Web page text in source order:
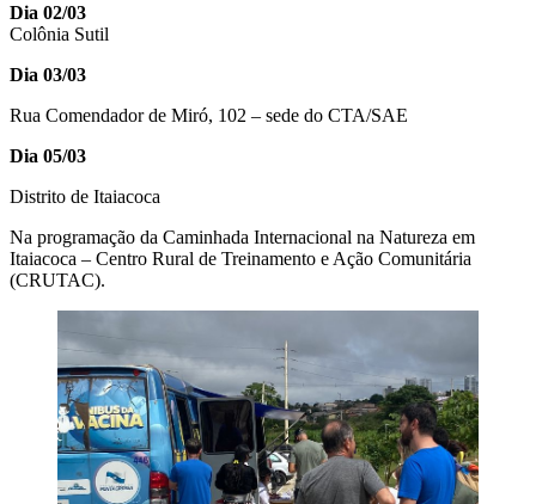
Dia 02/03
Colônia Sutil
Dia 03/03
Rua Comendador de Miró, 102 – sede do CTA/SAE
Dia 05/03
Distrito de Itaiacoca
Na programação da Caminhada Internacional na Natureza em
Itaiacoca – Centro Rural de Treinamento e Ação Comunitária
(CRUTAC).